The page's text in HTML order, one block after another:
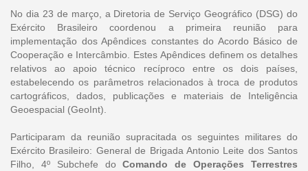
No dia 23 de março, a Diretoria de Serviço Geográfico (DSG) do
Exército Brasileiro coordenou a primeira reunião para
implementação dos Apêndices constantes do Acordo Básico de
Cooperação e Intercâmbio. Estes Apêndices definem os detalhes
relativos ao apoio técnico recíproco entre os dois países,
estabelecendo os parâmetros relacionados à troca de produtos
cartográficos, dados, publicações e materiais de Inteligência
Geoespacial (GeoInt).
Participaram da reunião supracitada os seguintes militares do
Exército Brasileiro: General de Brigada Antonio Leite dos Santos
Filho, 4º Subchefe doComando de Operações Terrestres